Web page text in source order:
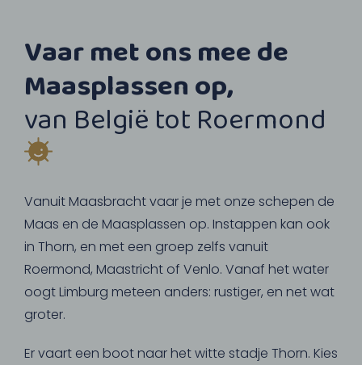
Vaar met ons mee de
Maasplassen op,
van België tot Roermond
Vanuit Maasbracht vaar je met onze schepen de
Maas en de Maasplassen op. Instappen kan ook
in Thorn, en met een groep zelfs vanuit
Roermond, Maastricht of Venlo. Vanaf het water
oogt Limburg meteen anders: rustiger, en net wat
groter.
Er vaart een boot naar het witte stadje Thorn. Kies